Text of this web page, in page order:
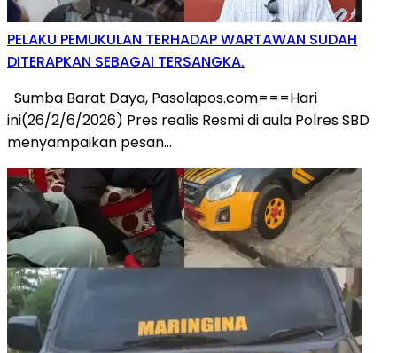
PELAKU PEMUKULAN TERHADAP WARTAWAN SUDAH
DITERAPKAN SEBAGAI TERSANGKA.
Sumba Barat Daya, Pasolapos.com===Hari
ini(26/2/6/2026) Pres realis Resmi di aula Polres SBD
menyampaikan pesan…